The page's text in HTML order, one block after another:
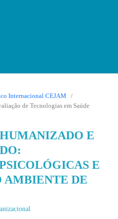
Internacional CEJAM
/
de Tecnologias em Saúde
E
E
AMBIENTE DE